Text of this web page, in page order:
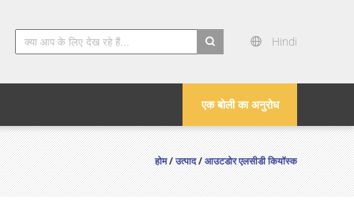
Hindi
एक बोली का अनुरोध
होम/उत्पाद/आउटडोर एलसीडी कियॉस्क